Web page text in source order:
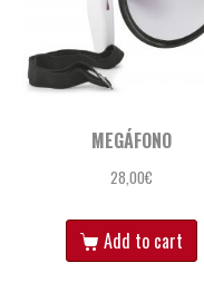
MEGÁFONO
28,00€
Add to cart